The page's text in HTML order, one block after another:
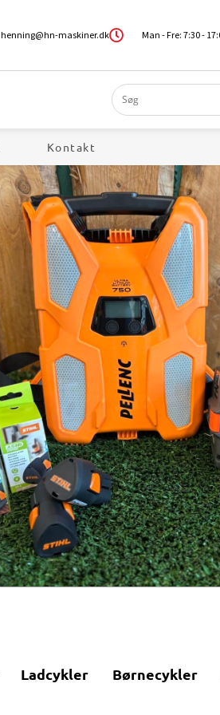
henning@hn-maskiner.dk Man - Fre: 7:30 -
Kontakt
Ladcykler Børnecykler